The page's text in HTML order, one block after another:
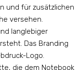
und für zusätzlichen
versehen.
langlebiger
Das Branding
Logo.
die dem Notebook